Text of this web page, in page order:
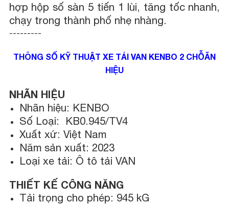
hợp hộp số sàn 5 tiến 1 lùi, tăng tốc nhanh,
chạy trong thành phố nhẹ nhàng.
---------
THÔNG SỐ KỸ THUẬT XE TẢI VAN KENBO 2 CHỖÃN
HIỆU
NHÃN HIỆU
Nhãn hiệu: KENBO
Số Loại: KB0.945/TV4
Xuất xứ: Việt Nam
Năm sản xuất: 2023
Loại xe tải: Ô tô tải VAN
THIẾT KẾ CÔNG NĂNG
Tải trọng cho phép: 945 kG